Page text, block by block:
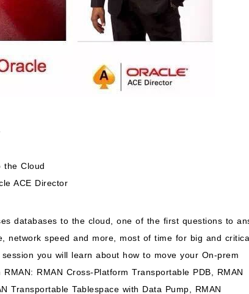
the Cloud
ACE Director
databases to the cloud, one of the first questions to
network speed and more, most of time for big and
you will learn about how to move your On-prem
RMAN Cross-Platform Transportable PDB, RMAN
Transportable Tablespace with Data Pump, RMAN